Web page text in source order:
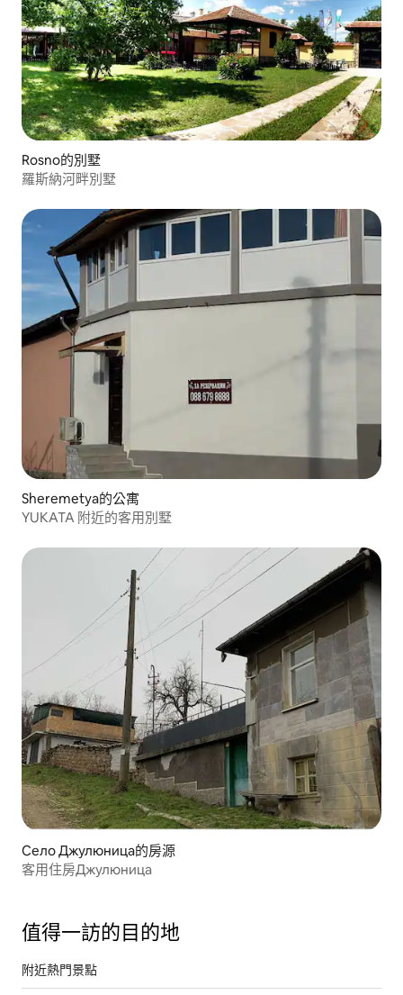
Rosno的別墅
羅斯納河畔別墅
Sheremetya的公寓
YUKATA 附近的客用別墅
Село Джулюница的房源
客用住房Джулюница
值得一訪的目的地
附近熱門景點